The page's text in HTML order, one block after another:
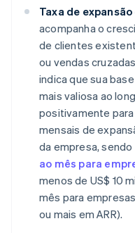
Taxa de
acompanha o
de clientes
ou vendas
indica que sua
mais valiosa ao
positivamente
mensais de
da empresa,
ao mês para
menos de US$ 10
mês para
ou mais em ARR).